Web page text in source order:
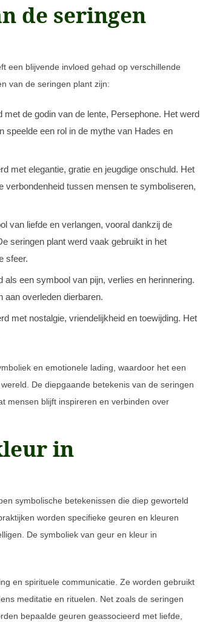
de seringen
een blijvende invloed gehad op verschillende
van de seringen plant zijn:
de godin van de lente, Persephone. Het werd
speelde een rol in de mythe van Hades en
met elegantie, gratie en jeugdige onschuld. Het
tussen mensen te symboliseren,
van liefde en verlangen, vooral dankzij de
seringen plant werd vaak gebruikt in het
sfeer.
een symbool van pijn, verlies en herinnering.
aan overleden dierbaren.
met nostalgie, vriendelijkheid en toewijding. Het
en emotionele lading, waardoor het een
De diepgaande betekenis van de seringen
mensen blijft inspireren en verbinden over
in
symbolische betekenissen die diep geworteld
worden specifieke geuren en kleuren
De symboliek van geur en kleur in
en spirituele communicatie. Ze worden gebruikt
meditatie en rituelen. Net zoals de seringen
bepaalde geuren geassocieerd met liefde,